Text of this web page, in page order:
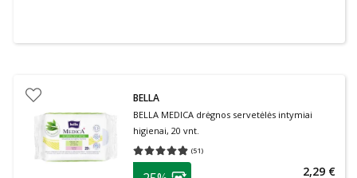
BELLA
BELLA MEDICA drėgnos servetėlės intymiai
higienai, 20 vnt.
(51)
Vidutinis įvertinimas 4.86
patarimas 2,29 €